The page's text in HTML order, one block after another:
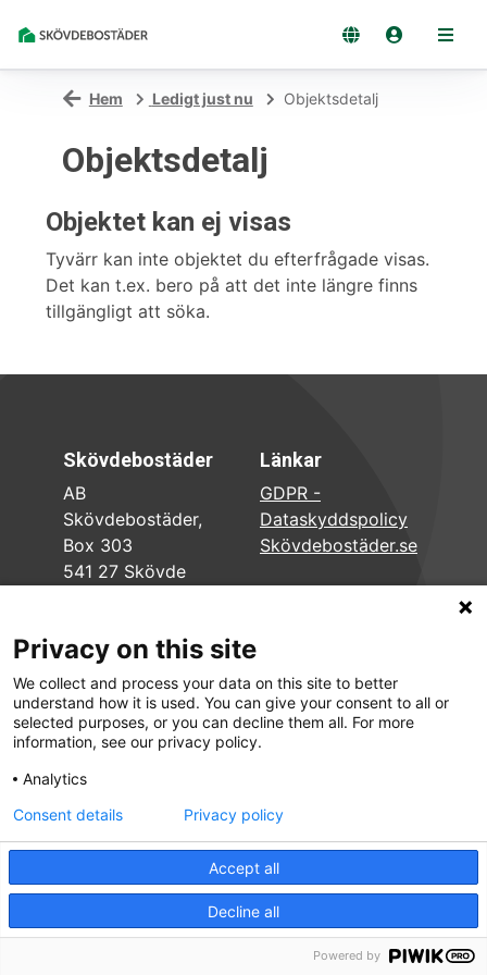
Hem Ledigt just nu Objektsdetalj
Objektsdetalj
Objektet kan ej visas
Tyvärr kan inte objektet du efterfrågade visas.
Det kan t.ex. bero på att det inte längre finns
tillgängligt att söka.
Skövdebostäder
AB
Skövdebostäder,
Box 303
541 27 Skövde
Länkar
GDPR -
Dataskyddspolicy
Skövdebostäder.se
Privacy on this site
We collect and process your data on this site to better
understand how it is used. You can give your consent to all or
selected purposes, or you can decline them all. For more
information, see our privacy policy.
Analytics
Accept all
Decline all
Consent details Privacy policy
Powered by